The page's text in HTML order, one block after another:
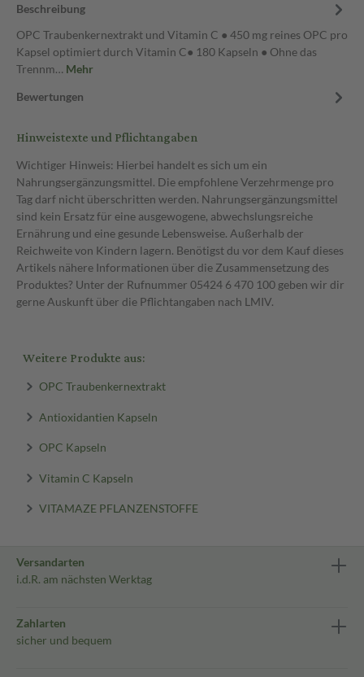
Beschreibung
OPC Traubenkernextrakt und Vitamin C ● 450 mg reines OPC pro
Kapsel optimiert durch Vitamin C● 180 Kapseln ● Ohne das
Trennm… Mehr
Bewertungen
Hinweistexte und Pflichtangaben
Wichtiger Hinweis: Hierbei handelt es sich um ein
Nahrungsergänzungsmittel. Die empfohlene Verzehrmenge pro
Tag darf nicht überschritten werden. Nahrungsergänzungsmittel
sind kein Ersatz für eine ausgewogene, abwechslungsreiche
Ernährung und eine gesunde Lebensweise. Außerhalb der
Reichweite von Kindern lagern. Benötigst du vor dem Kauf dieses
Artikels nähere Informationen über die Zusammensetzung des
Produktes? Unter der Rufnummer 05424 6 470 100 geben wir dir
gerne Auskunft über die Pflichtangaben nach LMIV.
Weitere Produkte aus:
OPC Traubenkernextrakt
Antioxidantien Kapseln
OPC Kapseln
Vitamin C Kapseln
VITAMAZE PFLANZENSTOFFE
Versandarten
i.d.R. am nächsten Werktag
Zahlarten
sicher und bequem